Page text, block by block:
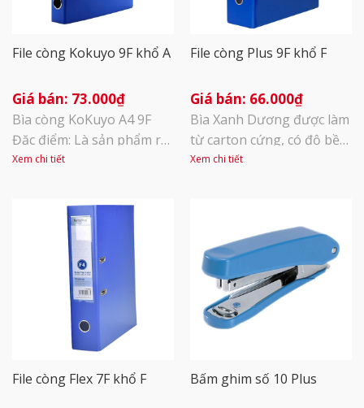
File còng Kokuyo 9F khổ A
73.000₫
Bìa còng KoKuyo A4 9F
Đặc điểm: Là sản phẩm rất
thông dụng trong văn
giữ hồ sơ, file chứng từ
giấy các loại. Thiết kế
khóa còng lớn giúp việc
lưu trữ và bảo quản tài
liệu với số lượng lớn trở
nên dễ dàng hơn. Là thiết
Xem chi tiết
File còng Plus 9F khổ F
66.000₫
Bìa Xanh Dương được làm
từ carton cứng, có độ bền
cao, chịu va đập tốt. Vải
giúp sắp xếp tài liệu dễ
dàng, mang lại sự gọn
gàng cho xấp tài liệu của
bạn. Khóa còng là kim loại
phủ [...]
Xem chi tiết
File còng Flex 7F khổ F Bấm ghim số 10 Plus